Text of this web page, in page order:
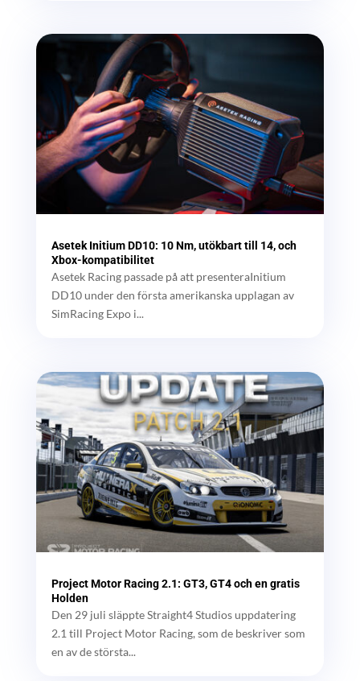
Asetek Initium DD10: 10 Nm, utökbart till 14, och
Xbox-kompatibilitet
Asetek Racing passade på att presenteraInitium
DD10 under den första amerikanska upplagan av
SimRacing Expo i...
Project Motor Racing 2.1: GT3, GT4 och en gratis
Holden
Den 29 juli släppte Straight4 Studios uppdatering
2.1 till Project Motor Racing, som de beskriver som
en av de största...